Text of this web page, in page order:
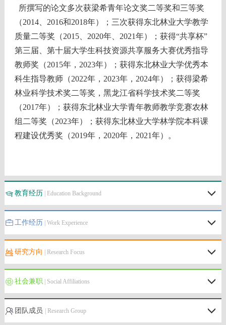
所撰写的论文多次获梁希青年论文奖二等奖和三等奖
（2014、 2016和2018年）；三次获得东北林业大学教学
质量二等奖（2015、 2020年、 2021年）；获得“共享杯”
第三届、第十届大学生科技资源共享服务大赛优秀指导
教师奖（2015年， 2023年）；获得东北林业大学优秀本
科生指导教师（2022年， 2023年， 2024年）；获得梁希
林业科学技术奖二等奖，黑龙江省科学技术奖二等奖
（2017年）；获得东北林业大学青年教师教学竞赛农林
组二等奖（2023年）；获得东北林业大学林学院本科课
程建设优秀奖（2019年， 2020年， 2021年）。
教育经历 | Education Background
工作经历 | Work Experience
研究方向 | Research Focus
社会兼职| Social Affiliations
团队成员 | Research Group